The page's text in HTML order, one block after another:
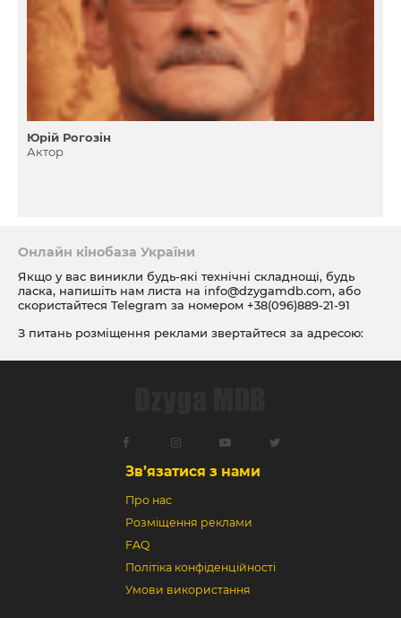
Юрій Рогозін
Актор
Онлайн кінобаза України
Якщо у вас виникли будь-які технічні складнощі, будь
ласка, напишіть нам листа на info@dzygamdb.com, або
скористайтеся Telegram за номером +38(096)889-21-91
З питань розміщення реклами звертайтеся за адресою:
посиланням
Зв’язатися з нами
Про нас
Розміщення реклами
FAQ
Політіка конфіденційності
Умови використання